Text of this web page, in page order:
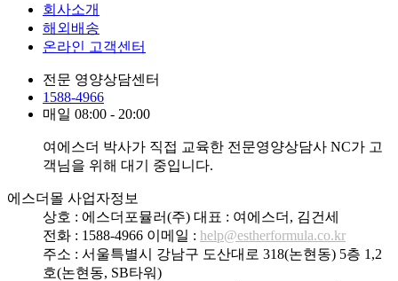
회사소개
해외배송
온라인 고객센터
전문 영양상담센터
1588-4966
매일 08:00 - 20:00
여에스더 박사가 직접 교육한 전문영양상담사 NC가 고
객님을 위해 대기 중입니다.
에스더몰 사업자정보
상호 : 에스더포뮬러(주) 대표 : 여에스더, 김건세
전화 : 1588-4966 이메일 : help@estherformula.co.kr
주소 : 서울특별시 강남구 도산대로 318(논현동) 5층 1,2
호(논현동, SB타워)